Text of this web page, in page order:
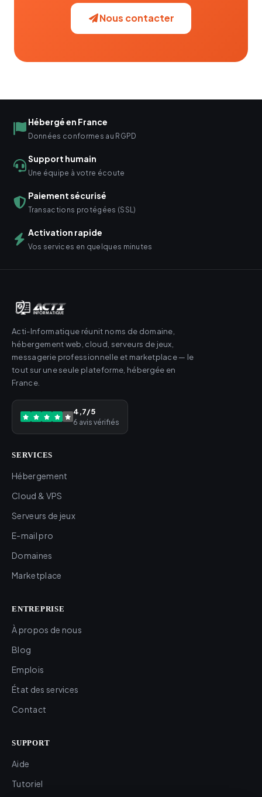
Nous contacter
Hébergé en France
Données conformes au RGPD
Support humain
Une équipe à votre écoute
Paiement sécurisé
Transactions protégées (SSL)
Activation rapide
Vos services en quelques minutes
Acti-Informatique réunit noms de domaine,
hébergement web, cloud, serveurs de jeux,
messagerie professionnelle et marketplace — le
tout sur une seule plateforme, hébergée en
France.
4,7/5
6 avis vérifiés
SERVICES
Hébergement
Cloud & VPS
Serveurs de jeux
E-mail pro
Domaines
Marketplace
ENTREPRISE
À propos de nous
Blog
Emplois
État des services
Contact
SUPPORT
Aide
Tutoriel